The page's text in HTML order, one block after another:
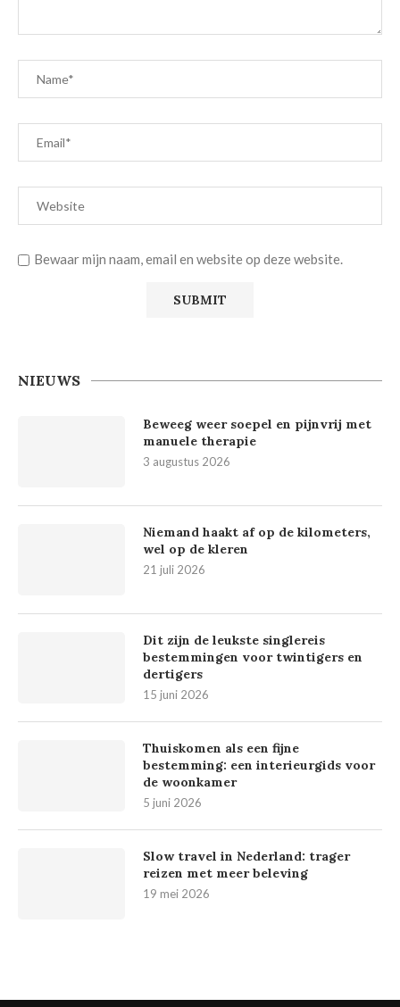
Bewaar mijn naam, email en website op deze website.
NIEUWS
Beweeg weer soepel en pijnvrij met
manuele therapie
3 augustus 2026
Niemand haakt af op de kilometers,
wel op de kleren
21 juli 2026
Dit zijn de leukste singlereis
bestemmingen voor twintigers en
dertigers
15 juni 2026
Thuiskomen als een fijne
bestemming: een interieurgids voor
de woonkamer
5 juni 2026
Slow travel in Nederland: trager
reizen met meer beleving
19 mei 2026